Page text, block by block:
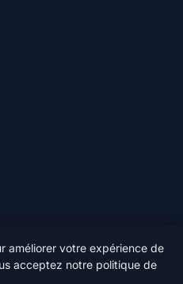
améliorer votre expérience de
acceptez notre politique de